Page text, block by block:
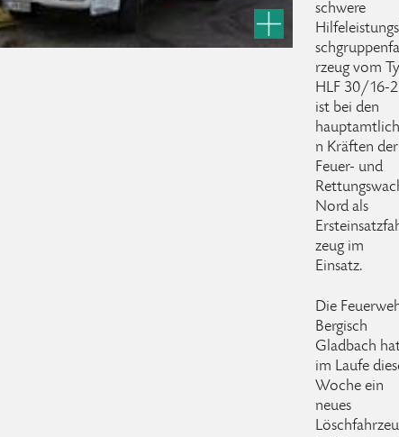
schwere
rzeug vom
HLF 30/16-2
ist bei den
n Kräften der
Feuer- und
Nord als
zeug im
Einsatz.
Die
Bergisch
Gladbach
im Laufe
Woche ein
neues